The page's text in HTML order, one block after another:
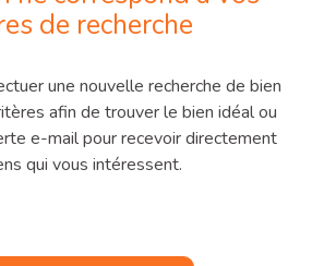
de recherche
une nouvelle recherche de bien
afin de trouver le bien idéal ou
e-mail pour recevoir directement
qui vous intéressent.